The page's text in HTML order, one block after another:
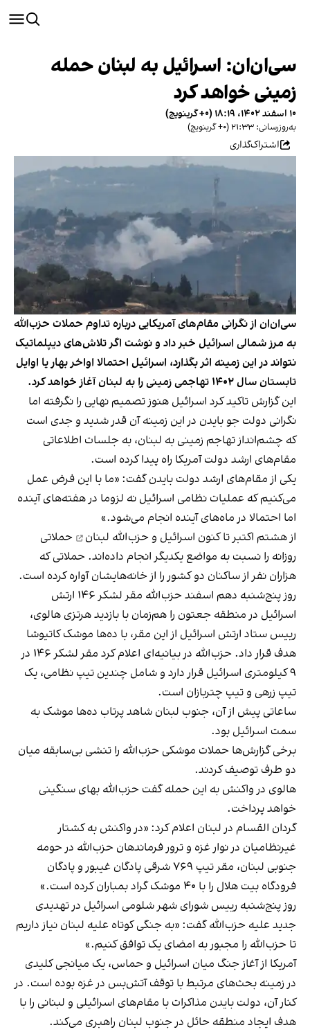
سی‌ان‌ان: اسرائیل به لبنان حمله
زمینی خواهد کرد
۱۰ اسفند ۱۴۰۲، ۱۸:۱۹ (‎+۰ گرینویچ)
به‌روزرسانی: ۲۱:۳۳ (‎+۰ گرینویچ)
اشتراک‌گذاری
سی‌ان‌ان از نگرانی مقام‌های آمریکایی درباره تداوم حملات حزب‌الله
به مرز شمالی اسرائیل خبر داد و نوشت اگر تلاش‌های دیپلماتیک
نتواند در این زمینه اثر بگذارد، اسرائیل احتمالا اواخر بهار یا اوایل
تابستان سال ۱۴۰۲ تهاجمی زمینی را به لبنان آغاز خواهد کرد.
این گزارش تاکید کرد اسرائیل هنوز تصمیم نهایی را نگرفته اما
نگرانی دولت جو بایدن در این زمینه آن قدر شدید و جدی است
که چشم‌انداز تهاجم زمینی به لبنان، به جلسات اطلاعاتی
مقام‌های ارشد دولت آمریکا راه پیدا کرده است.
یکی از مقام‌های ارشد دولت بایدن گفت: «ما با این فرض عمل
می‌کنیم که عملیات نظامی اسرائیل نه لزوما در هفته‌های آینده
اما احتمالا در ماه‌های آینده انجام می‌شود.»
از هشتم اکتبر تا کنون اسرائیل و حزب‌الله لبنان
حملاتی
روزانه را نسبت به مواضع یکدیگر انجام داده‌اند. حملاتی که
هزاران نفر از ساکنان دو کشور را از خانه‌هایشان آواره کرده است.
روز پنج‌شنبه دهم اسفند حزب‌الله مقر لشکر ۱۴۶ ارتش
اسرائیل در منطقه جعتون را هم‌زمان با بازدید هرتزی هالوی،
رییس ستاد ارتش اسرائیل از این مقر، با ده‌ها موشک کاتیوشا
هدف قرار داد. حزب‌الله در بیانیه‌ای اعلام کرد مقر لشکر ۱۴۶ در
۹ کیلومتری اسرائیل قرار دارد و شامل چندین تیپ نظامی، یک
تیپ زرهی و تیپ چتربازان است.
ساعاتی پیش از آن، جنوب لبنان شاهد پرتاب ده‌ها موشک به
سمت اسرائیل بود.
برخی گزارش‌ها حملات موشکی حزب‌الله را تنشی بی‌سابقه میان
دو طرف توصیف کردند.
هالوی در واکنش به این حمله گفت حزب‌الله بهای سنگینی
خواهد پرداخت.
گردان القسام در لبنان اعلام کرد: «در واکنش به کشتار
غیرنظامیان در نوار غزه و ترور فرماندهان حزب‌الله در حومه
جنوبی لبنان، مقر تیپ ۷۶۹ شرقی پادگان غیبور و پادگان
فرودگاه بیت هلال را با ۴۰ موشک گراد بمباران کرده است.»
روز پنج‌شنبه رییس شورای شهر شلومی اسرائیل در تهدیدی
جدید علیه حزب‌الله گفت: «به جنگی کوتاه علیه لبنان نیاز داریم
تا حزب‌الله را مجبور به امضای یک توافق کنیم.»
آمریکا از آغاز جنگ میان اسرائیل و حماس، یک میانجی کلیدی
در زمینه بحث‌های مرتبط با توقف آتش‌بس در غزه بوده است. در
کنار آن، دولت بایدن مذاکرات با مقام‌های اسرائیلی و لبنانی را با
هدف ایجاد منطقه حائل در جنوب لبنان راهبری می‌کند.